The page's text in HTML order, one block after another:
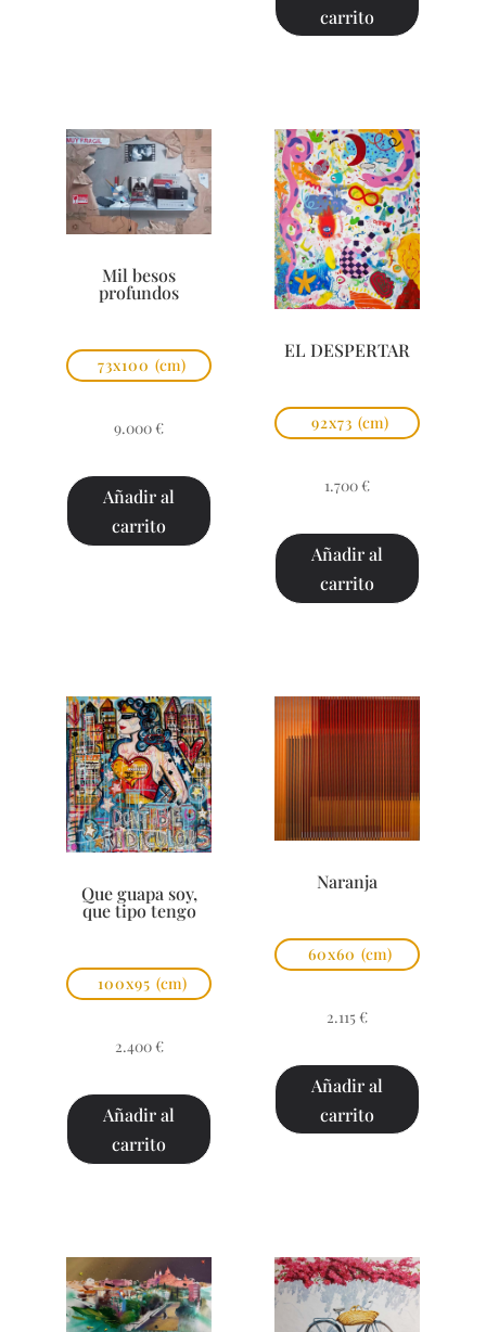
carrito
Mil besos
profundos
73x100 (cm)
9.000 €
Añadir al
carrito
EL DESPERTAR
92x73 (cm)
1.700 €
Añadir al
carrito
Que guapa soy,
que tipo tengo
100x95 (cm)
2.400 €
Añadir al
carrito
Naranja
60x60 (cm)
2.115 €
Añadir al
carrito